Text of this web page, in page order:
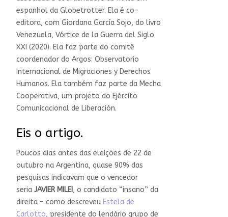
espanhol da Globetrotter. Ela é co-
editora, com Giordana García Sojo, do livro
Venezuela, Vórtice de la Guerra del Siglo
XXI (2020). Ela faz parte do comitê
coordenador do Argos: Observatorio
Internacional de Migraciones y Derechos
Humanos. Ela também faz parte da Mecha
Cooperativa, um projeto do Ejército
Comunicacional de Liberación.
Eis o artigo.
Poucos dias antes das eleições de 22 de
outubro na Argentina, quase 90% das
pesquisas indicavam que o vencedor
seria JAVIER MILEI , o candidato “insano” da
direita – como descreveu Estela de
Carlotto, presidente do lendário grupo de